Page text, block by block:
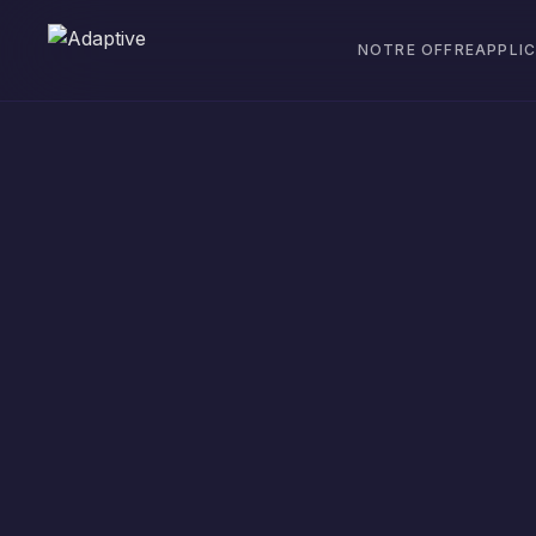
NOTRE OFFRE